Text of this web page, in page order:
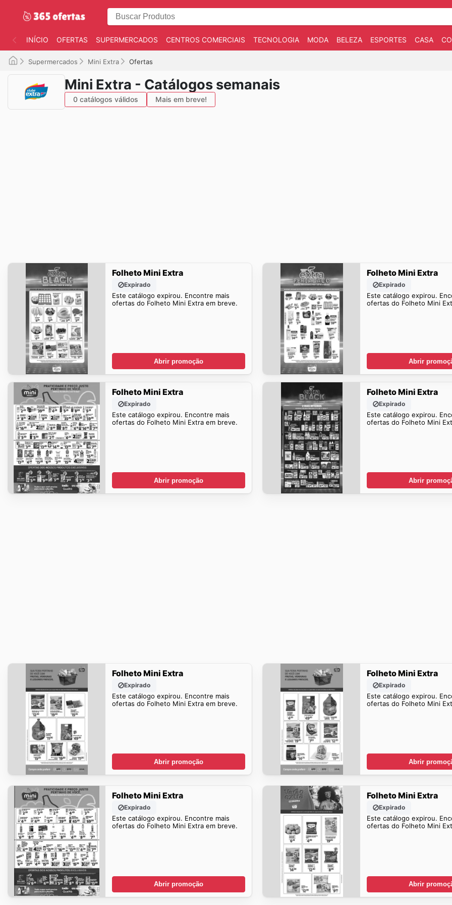
INÍCIO OFERTAS SUPERMERCADOS CENTROS COMERCIAIS TECNOLOGIA MODA BELEZA ESPORTES CASA
Supermercados Mini Extra Ofertas
Mini Extra - Catálogos semanais
0 catálogos válidos Mais em breve!
Folheto Mini Extra
Expirado
Este catálogo expirou. Encontre mais
ofertas do Folheto Mini Extra em breve.
Abrir promoção
Folheto Mini Extra
Expirado
Este catálogo expirou.
ofertas do Folheto Mini
Abrir
Folheto Mini Extra
Expirado
Este catálogo expirou. Encontre mais
ofertas do Folheto Mini Extra em breve.
Abrir promoção
Folheto Mini Extra
Expirado
Este catálogo expirou.
ofertas do Folheto Mini
Abrir
Folheto Mini Extra
Expirado
Este catálogo expirou. Encontre mais
ofertas do Folheto Mini Extra em breve.
Abrir promoção
Folheto Mini Extra
Expirado
Este catálogo expirou.
ofertas do Folheto Mini
Abrir
Folheto Mini Extra
Expirado
Este catálogo expirou. Encontre mais
ofertas do Folheto Mini Extra em breve.
Abrir promoção
Folheto Mini Extra
Expirado
Este catálogo expirou.
ofertas do Folheto Mini
Abrir